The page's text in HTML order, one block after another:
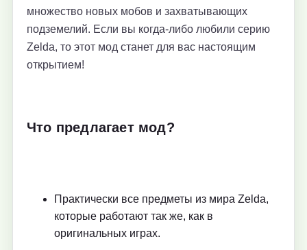
множество новых мобов и захватывающих
подземелий. Если вы когда-либо любили серию
Zelda, то этот мод станет для вас настоящим
открытием!
Что предлагает мод?
Практически все предметы из мира Zelda,
которые работают так же, как в
оригинальных играх.